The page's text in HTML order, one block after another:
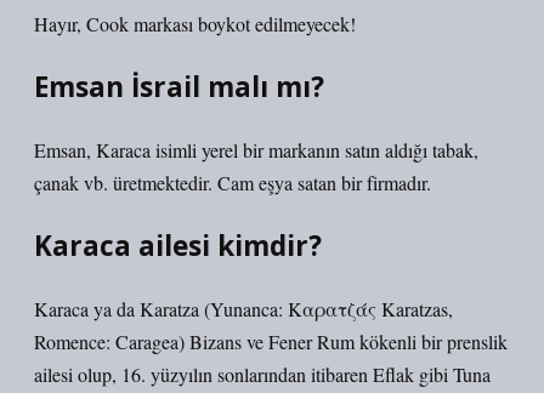
Hayır, Cook markası boykot edilmeyecek!
Emsan İsrail malı mı?
Emsan, Karaca isimli yerel bir markanın satın aldığı tabak,
çanak vb. üretmektedir. Cam eşya satan bir firmadır.
Karaca ailesi kimdir?
Karaca ya da Karatza (Yunanca: Καρατζάς Karatzas,
Romence: Caragea) Bizans ve Fener Rum kökenli bir prenslik
ailesi olup, 16. yüzyılın sonlarından itibaren Eflak gibi Tuna